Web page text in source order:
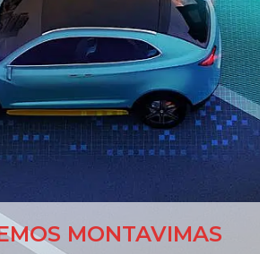
MONTAVIMAS